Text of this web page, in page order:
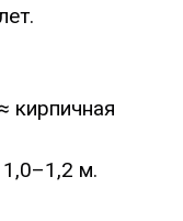
кирпичная
м.